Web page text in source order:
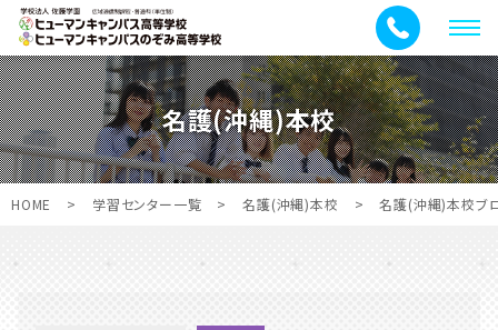
メ
ニ
ュ
ー
名護(沖縄)本校
HOME > 学習センター一覧 > 名護(沖縄)本校 > 名護(沖縄)本校ブ